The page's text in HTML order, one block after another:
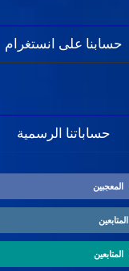
حسابنا على انستغرام
حساباتنا الرسمية
المعجبين
المتابعين
المتابعين